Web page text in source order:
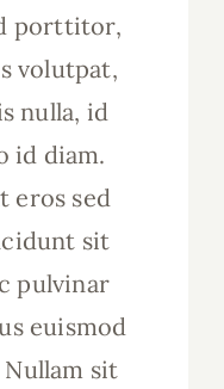
porttitor,
volutpat,
nulla, id
id diam.
eros sed
sit
pulvinar
euismod
sit